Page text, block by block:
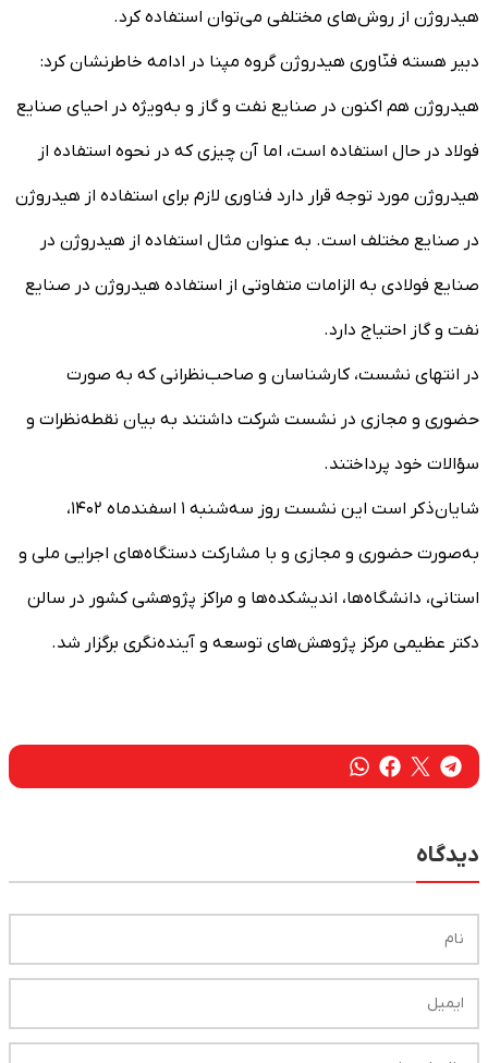
هیدروژن از روش‌های مختلفی می‌توان استفاده کرد.
دبیر هسته فنّاوری هیدروژن گروه مپنا در ادامه خاطرنشان کرد:
هیدروژن هم اکنون در صنایع نفت و گاز و به‌ویژه در احیای صنایع
فولاد در حال استفاده است، اما آن چیزی که در نحوه استفاده از
هیدروژن مورد توجه قرار دارد فناوری لازم برای استفاده از هیدروژن
در صنایع مختلف است. به عنوان مثال استفاده از هیدروژن در
صنایع فولادی به الزامات متفاوتی از استفاده هیدروژن در صنایع
نفت و گاز احتیاج دارد.
در انتهای نشست، کارشناسان و صاحب‌نظرانی که به صورت
حضوری و مجازی در نشست شرکت داشتند به بیان نقطه‌نظرات و
سؤالات خود پرداختند.
شایان‌ذکر است این نشست روز سه‌شنبه ۱ اسفندماه ۱۴۰۲،
به‌صورت حضوری و مجازی و با مشارکت دستگاه‌های اجرایی ملی و
استانی، دانشگاه‌ها، اندیشکده‌ها و مراکز پژوهشی کشور در سالن
دکتر عظیمی مرکز پژوهش‌های توسعه و آینده‌نگری برگزار شد.
دیدگاه